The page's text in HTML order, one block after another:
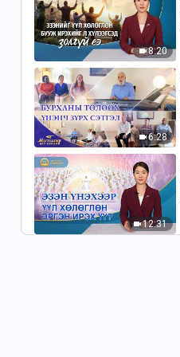
8:20
6:28
12:31